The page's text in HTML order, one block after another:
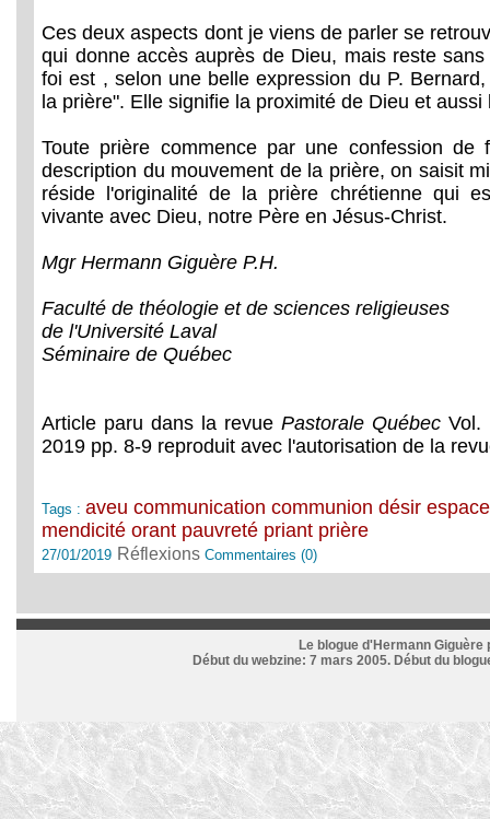
Ces deux aspects dont je viens de parler se
qui donne accès auprès de Dieu, mais reste
foi est , selon une belle expression du P.
la prière". Elle signifie la proximité de Dieu et aussi
Toute prière commence par une confession
description du mouvement de la prière, on saisit
réside l'originalité de la prière chrétienne qui
vivante avec Dieu, notre Père en Jésus-Christ.
Mgr Hermann Giguère P.H.
Faculté de théologie et de sciences religieuses
de l'Université Laval
Séminaire de Québec
Article paru dans la revuePastorale Québec Vol.
2019 pp. 8-9 reproduit avec l'autorisation de la
Tags :aveu communication communion désir espace
mendicité orant pauvreté priant prière
27/01/2019 RéflexionsCommentaires (0)
Le blogue d'Hermann
Début du webzine: 7 mars 2005. Début du